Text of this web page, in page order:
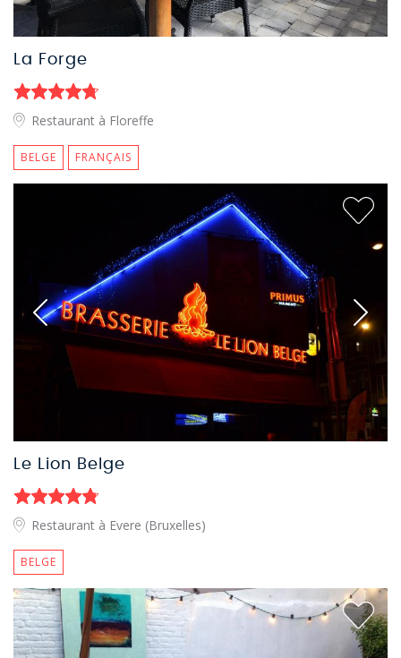
La Forge
Restaurant à Floreffe
BELGE FRANÇAIS
Le Lion Belge
Restaurant à Evere (Bruxelles)
BELGE